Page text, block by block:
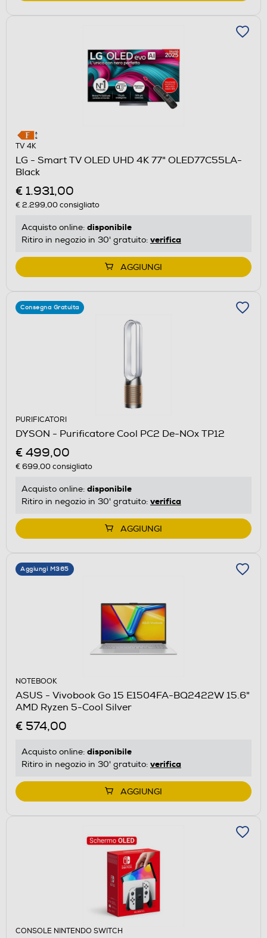
TV 4K
LG - Smart TV OLED UHD 4K 77" OLED77C55LA-
Black
€ 1.931,00
€ 2.299,00consigliato
Acquisto online: disponibile
Ritiro in negozio in 30' gratuito: verifica
AGGIUNGI
Consegna Gratuita
PURIFICATORI
DYSON - Purificatore Cool PC2 De-NOx TP12
€ 499,00
€ 699,00consigliato
Acquisto online: disponibile
Ritiro in negozio in 30' gratuito: verifica
AGGIUNGI
Aggiungi M365
NOTEBOOK
ASUS - Vivobook Go 15 E1504FA-BQ2422W 15.6"
AMD Ryzen 5-Cool Silver
€ 574,00
Acquisto online: disponibile
Ritiro in negozio in 30' gratuito: verifica
AGGIUNGI
CONSOLE NINTENDO SWITCH